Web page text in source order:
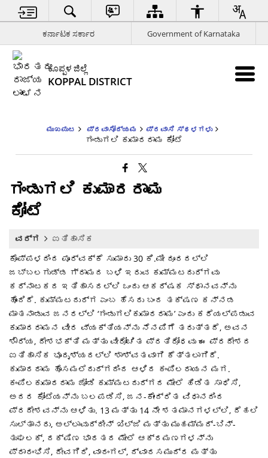
ಕರ್ನಾಟಕ ಸರ್ಕಾರ Government of Karnataka
ಕೊಪ್ಪಳ ಜಿಲ್ಲೆ
KOPPAL DISTRICT
ಮುಖಪುಟ ಪ್ರವಾಸೋದ್ಯಮ ಪ್ರವಾಸಿ ಸ್ಥಳಗಳು
ಗಂಡುಗಲಿ ಕುಮಾರರಾಮ ಕೋಟೆ
ಗಂಡುಗಲಿ ಕುಮಾರರಾಮ
ಕೋಟೆ
ವರ್ಗ
ಐತಿಹಾಸಿಕ
ಕೊಪ್ಪಳದಿಂದ ಪೂರ್ವಕ್ಕೆ ಸುಮಾರು 30 ಕಿ.ಮೀ ದೂರದಲ್ಲಿ
ಜಬ್ಬಲಗುಡ್ಡ ಗ್ರಾಮದ ಬಳಿ ಇರುವ ಕುಮ್ಮಟದುರ್ಗವು
ಕರ್ನಾಟಕದ ಇತಿಹಾಸದಲ್ಲಿ ಒಂದು ಆಕರ್ಷಕ ಸ್ಥಾನವನ್ನು
ಹೊಂದಿದೆ. ಕುಮ್ಮಟದುರ್ಗ ಎಂಬ ಹೆಸರು ಬಂದ ತಕ್ಷಣ ಕನ್ನಡ
ಮಾತನಾಡುವ ಜನರಲ್ಲಿ ‘ಗಂಡುಗಲಿಕುಮಾರರಾಮ’ ಎಂದು ಕರೆಯಲ್ಪಡುವ
ಕುಮಾರರಾಮನ ವೀರ ವ್ಯಕ್ತಿಯನ್ನು ನೆನಪಿಗೆ ತರುತ್ತದೆ, ಅವನ
ಶೌರ್ಯ, ದೇಶಭಕ್ತಿ ಮತ್ತು ವೀರೋಚಿತ ಪ್ರತಿರೋಧವು ಈ ಪ್ರದೇಶದ
ಐತಿಹಾಸಿಕ ಭೂದೃಶ್ಯದಲ್ಲಿ ಶಾಶ್ವತವಾಗಿ ಕೆತ್ತಲಾಗಿದೆ.
ಕುಮಾರರಾಮ ಹೊಸಮಲೆದುರ್ಗದಿಂದ ಆಳಿದ ಕಂಪಿಲರಾಯನ ಮಗ.
ಕಂಪಿಲಕುಮಾರರಾಮ ಜೋಡಿ ಕುಮ್ಮಟದುರ್ಗದ ಮೇಲೆ ಹಿಡಿತ ಸಾಧಿಸಿ,
ಅದರ ಕೋಟೆಯನ್ನು ಬಲಪಡಿಸಿ, ಜನ-ಕೇಂದ್ರಿತ ವಿಧಾನದಿಂದ
ಪ್ರದೇಶವನ್ನು ಆಳಿತು. 13 ಮತ್ತು 14 ನೇ ಶತಮಾನಗಳಲ್ಲಿ, ದೆಹಲಿ
ಸುಲ್ತಾನರು, ಅಲ್ಲಾವುದ್ದೀನ್ ಖಿಲ್ಜಿ ಮತ್ತು ಮುಹಮ್ಮದ್-ಬಿನ್-
ತುಘಲಕ್, ದಕ್ಷಿಣ ಭಾರತದ ಮೇಲೆ ಆಕ್ರಮಣಗಳನ್ನು
ಪ್ರಾರಂಭಿಸಿ, ದೇವಗಿರಿ, ವಾರಂಗಲ್, ದ್ವಾರಸಮುದ್ರ ಮತ್ತು